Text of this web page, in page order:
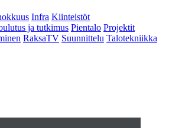
Infra Kiinteistöt
ja tutkimus Pientalo Projektit
RaksaTV Suunnittelu Talotekniikka